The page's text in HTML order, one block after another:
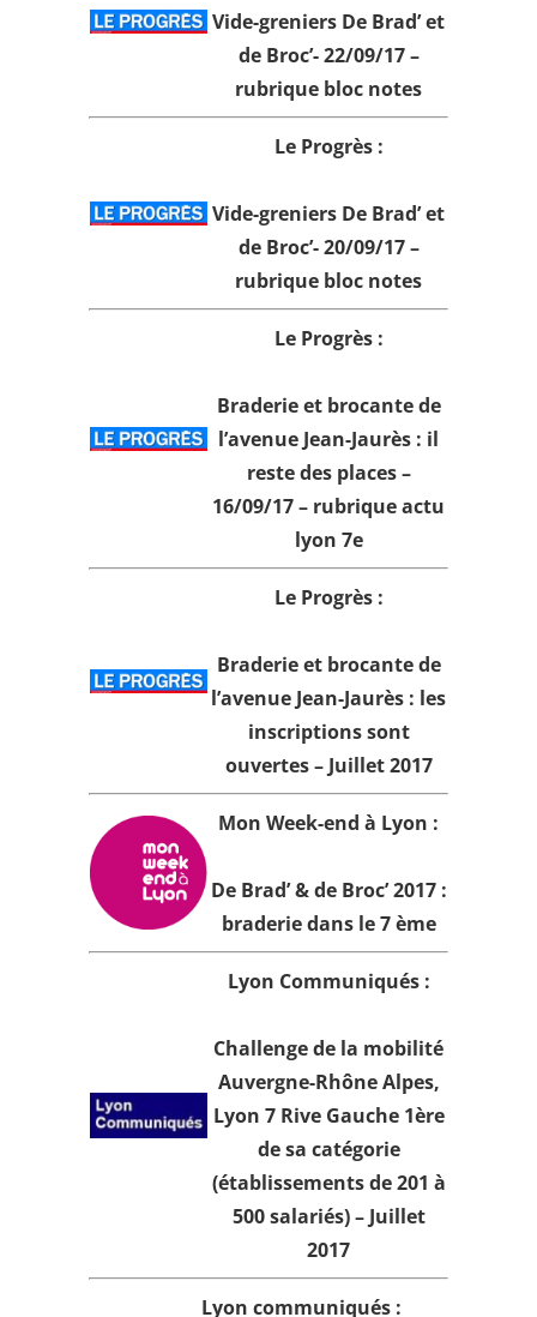
Vide-greniers De Brad’ et
de Broc’- 22/09/17 –
rubrique bloc notes
Le Progrès :
Vide-greniers De Brad’ et
de Broc’- 20/09/17 –
rubrique bloc notes
Le Progrès :
Braderie et brocante de
l’avenue Jean-Jaurès : il
reste des places –
16/09/17 – rubrique actu
lyon 7e
Le Progrès :
Braderie et brocante de
l’avenue Jean-Jaurès : les
inscriptions sont
ouvertes – Juillet 2017
Mon Week-end à Lyon :
De Brad’ & de Broc’ 2017 :
braderie dans le 7 ème
Lyon Communiqués :
Challenge de la mobilité
Auvergne-Rhône Alpes,
Lyon 7 Rive Gauche 1ère
de sa catégorie
(établissements de 201 à
500 salariés) – Juillet
2017
Lyon communiqués :